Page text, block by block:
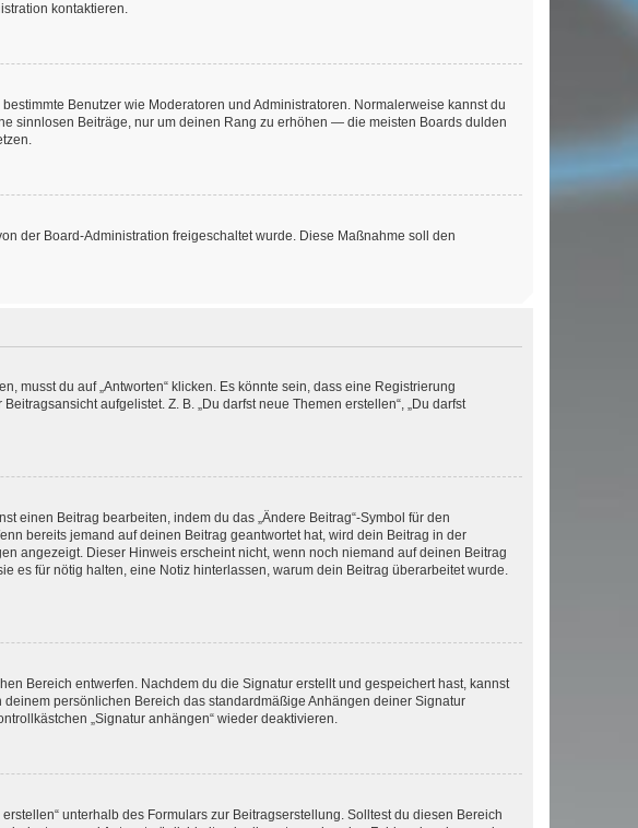
kontaktieren.
Benutzer wie Moderatoren und Administratoren. Normalerweise kannst du
sinnlosen Beiträge, nur um deinen Rang zu erhöhen — die meisten Boards dulden
der Board-Administration freigeschaltet wurde. Diese Maßnahme soll den
musst du auf „Antworten“ klicken. Es könnte sein, dass eine Registrierung
aufgelistet. Z. B. „Du darfst neue Themen erstellen“, „Du darfst
einen Beitrag bearbeiten, indem du das „Ändere Beitrag“-Symbol für den
bereits jemand auf deinen Beitrag geantwortet hat, wird dein Beitrag in der
angezeigt. Dieser Hinweis erscheint nicht, wenn noch niemand auf deinen Beitrag
es für nötig halten, eine Notiz hinterlassen, warum dein Beitrag überarbeitet wurde.
Bereich entwerfen. Nachdem du die Signatur erstellt und gespeichert hast, kannst
persönlichen Bereich das standardmäßige Anhängen deiner Signatur
„Signatur anhängen“ wieder deaktivieren.
unterhalb des Formulars zur Beitragserstellung. Solltest du diesen Bereich